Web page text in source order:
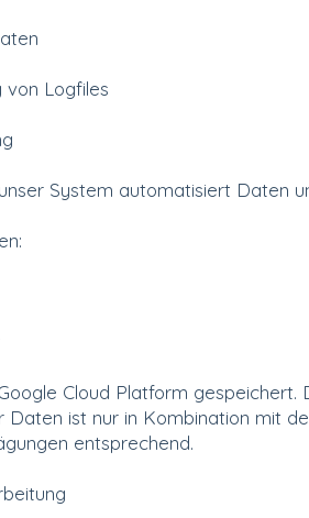
von Logfiles
System automatisiert Daten
Cloud Platform
ist nur in Kombination mit
entsprechend.